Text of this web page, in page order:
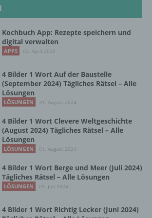
Kochbuch App: Rezepte speichern und
digital verwalten
APPS 03. April 2025
4 Bilder 1 Wort Auf der Baustelle
(September 2024) Tägliches Rätsel – Alle
Lösungen
LÖSUNGEN 31. August 2024
4 Bilder 1 Wort Clevere Weltgeschichte
(August 2024) Tägliches Rätsel – Alle
Lösungen
LÖSUNGEN 01. August 2024
4 Bilder 1 Wort Berge und Meer (Juli 2024)
Tägliches Rätsel – Alle Lösungen
LÖSUNGEN 01. Juli 2024
4 Bilder 1 Wort Richtig Lecker (Juni 2024)
Person
Person ist jede identifizierte oder
natürliche Person, deren
Verantwortlichen verarbeitet
ist jeder mit oder ohne Hilfe
Verfahren ausgeführte
mit personenbezogenen
das Erheben, das Erfassen, die
das Ordnen, die Speicherung,
oder Veränderung, das
das Abfragen, die Verwendung,
durch Übermittlung,